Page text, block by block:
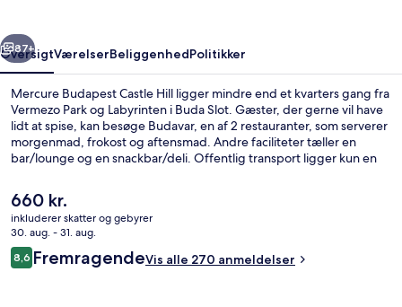
Næste
87+
OversigtVærelserBeliggenhedPolitikker
Mercure Budapest Castle Hill ligger mindre end et kvarters gang fra
Vermezo Park og Labyrinten i Buda Slot. Gæster, der gerne vil have
lidt at spise, kan besøge Budavar, en af 2 restauranter, som serverer
morgenmad, frokost og aftensmad. Andre faciliteter tæller en
bar/lounge og en snackbar/deli. Offentlig transport ligger kun en
Déli pályaudvar Sporvognsstation ligger 4 minutter væk.
Den
nuværende
pris
er
660 kr.
660 kr.
inkluderer skatter og gebyrer
30. aug. - 31. aug.
Anmeldelser
8,68,6 ud af 10.
FremragendeVis alle 270 anmeldelser